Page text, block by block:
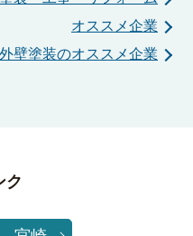
オススメ企業
外壁塗装のオススメ企業
ク